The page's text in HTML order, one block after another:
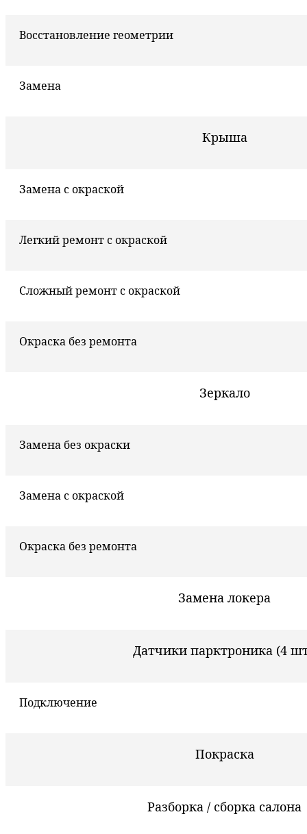
Восстановление геометрии
Замена
Крыша
Замена с окраской
Легкий ремонт с окраской
Сложный ремонт с окраской
Окраска без ремонта
Зеркало
Замена без окраски
Замена с окраской
Окраска без ремонта
Замена локера
Датчики парктроника (4
Подключение
Покраска
Разборка / сборка салона